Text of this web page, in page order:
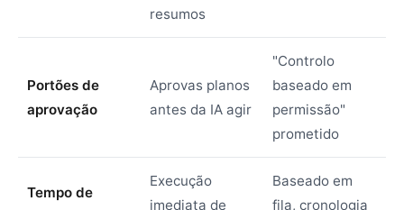
resumos
Portões de
aprovação
Aprovas planos
antes da IA agir
"Controlo
baseado em
permissão"
prometido
Tempo de
Execução
imediata de
Baseado em
fila, cronologia